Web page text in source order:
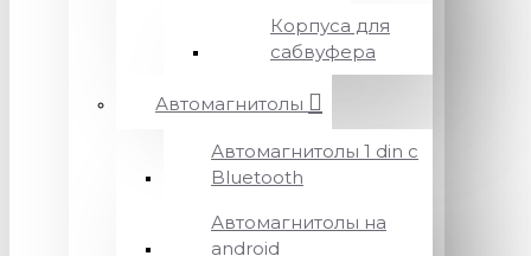
Корпуса для
сабвуфера
Автомагнитолы
Автомагнитолы 1 din с
Bluetooth
Автомагнитолы на
android